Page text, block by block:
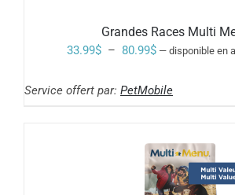
LES
LA
PAGE
DU
Grandes Races Multi
33.99$ – 80.99$Plage
prix :
80.99$
—disponible en
Service offert par: PetMobile